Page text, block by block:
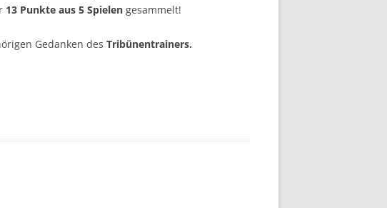
13 Punkte aus 5 Spielen gesammelt!
Gedanken des Tribünentrainers.